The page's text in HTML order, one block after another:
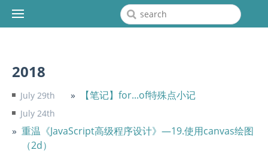
2018
July 29th 【笔记】for...of特殊点小记
July 24th
重温《JavaScript高级程序设计》—19.使用canvas绘图
（2d）